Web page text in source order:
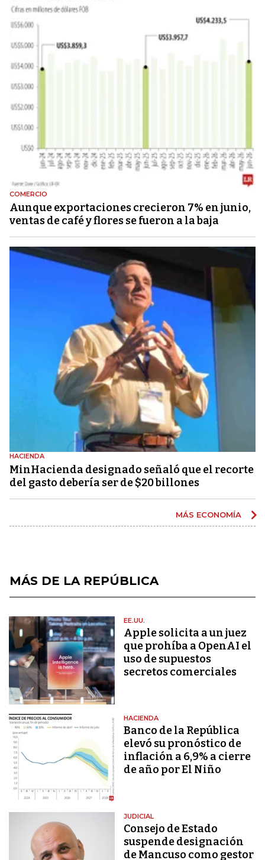
COMERCIO
Aunque exportaciones crecieron 7% en junio,
ventas de café y flores se fueron a la baja
HACIENDA
MinHacienda designado señaló que el recorte
del gasto debería ser de $20 billones
MÁS ECONOMÍA
MÁS DE LA REPÚBLICA
EE.UU.
Apple solicita a un juez
que prohíba a OpenAI el
uso de supuestos
secretos comerciales
HACIENDA
Banco de la República
elevó su pronóstico de
inflación a 6,9% a cierre
de año por El Niño
JUDICIAL
Consejo de Estado
suspende designación
de Mancuso como gestor